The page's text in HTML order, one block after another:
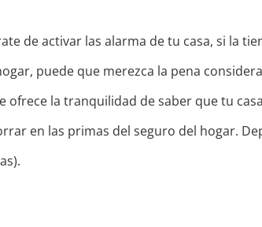
de activar las alarma de tu casa, si la
puede que merezca la pena
ofrece la tranquilidad de saber que tu
en las primas del seguro del hogar.